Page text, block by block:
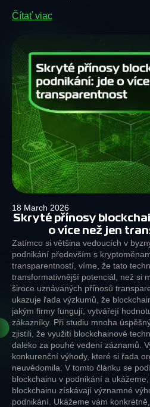
Čítať viac
18 March 2026
Skryté přínosy
o více než jen
Zatímco si většina vedoucích v
podnikání především s
transparentností, víme, že tato
transformativnější potenciál, než si
široce uznávaných přínosů
ukazuje řada výzkumů, že
jakým firmy fungují, vytvářejí
zákazníky. Při studiu mnoha
zjistili, že využití blockchainové
daleko za pouhé vedení záznamů.
konkurenční výhody, které si řada
neuvědomila. V tomto článku se
blockchainu v podnikání a
blockchainu získávají významné
podnikání. Ukážeme vám